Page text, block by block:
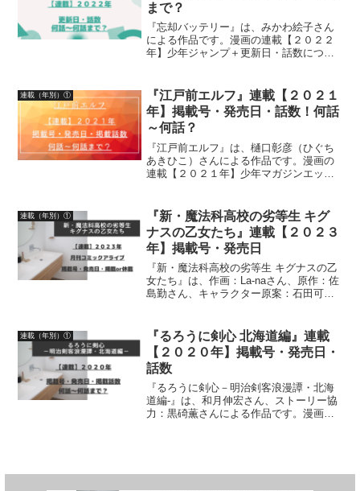
まで？
『忘却バッテリー』は、みかわ絵子さん
による作品です。漫画の連載【２０２２
年】少年ジャンプ＋更新日・話数につい
連載（年別）①
『江戸前エルフ』連載【２０２１
年】掲載号・発売日・話数！何話
～何話？
『江戸前エルフ』は、樋口彰彦（ひぐち
あきひこ）さんによる作品です。漫画の
連載【２０２１年】少年マガジンエッジ
連載（年別）①
『新・魔法科高校の劣等生 キグ
ナスの乙女たち』連載【２０２３
年】掲載号・発売日
『新・魔法科高校の劣等生 キグナスの乙
女たち』は、作画：La-naさん、原作：佐
島勤さん、キャラクター原案：石田可奈
発売日、掲載or休載について、詳しく紹
介しています
連載（年別）①
『るろうに剣心 北海道編』連載
【２０２０年】掲載号・発売日・
話数
『るろうに剣心－明治剣客浪漫譚・北海
道編-』は、和月伸宏さん、ストーリー協
力：黒碕薫さんによる作品です。漫画の